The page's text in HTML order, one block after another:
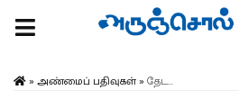
» அண்மைப் பதிவுகள்» தேட...